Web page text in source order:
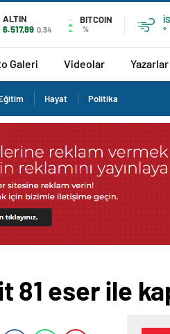
ALTIN
6.517,89 0,34
BITCOIN
%
°
Galeri Videolar Yazarlar
Hayat Politika
eser ile